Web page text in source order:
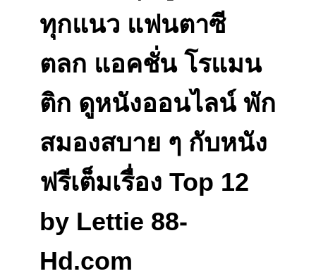
ทุกแนว แฟนตาซี
ตลก แอคชั่น โรแมน
ติก ดูหนังออนไลน์ พัก
สมองสบาย ๆ กับหนัง
ฟรีเต็มเรื่อง Top 12
by Lettie 88-
Hd.com